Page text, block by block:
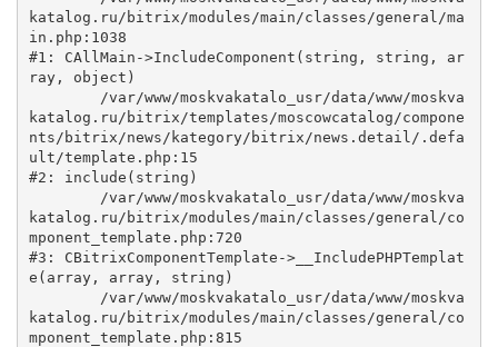
katalog.ru/bitrix/modules/main/classes/general/ma
in.php:1038
#1: CAllMain->IncludeComponent(string, string, ar
ray, object)
katalog.ru/bitrix/templates/moscowcatalog/compone
nts/bitrix/news/kategory/bitrix/news.detail/.defa
ult/template.php:15
#2: include(string)
katalog.ru/bitrix/modules/main/classes/general/co
mponent_template.php:720
#3: CBitrixComponentTemplate->__IncludePHPTemplat
e(array, array, string)
katalog.ru/bitrix/modules/main/classes/general/co
mponent_template.php:815